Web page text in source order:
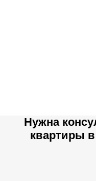
Нужна
квартиры